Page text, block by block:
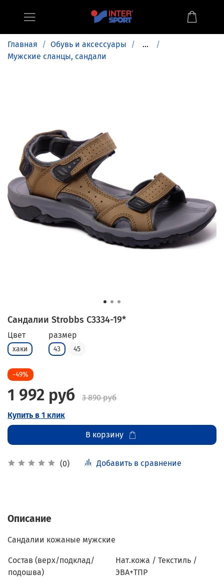
Главная Обувь и аксессуары
...
Мужские сланцы, сандали
Сандалии Strobbs C3334-19*
(0) Добавить в сравнение
Цвет
хаки
размер
43 45
-49%
1 992 руб
3 890 руб
Купить в 1 клик
В корзину
Описание
Сандалии кожаные мужские
Состав (верх/подклад/
подошва)
Нат.кожа / Текстиль /
ЭВА+ТПР